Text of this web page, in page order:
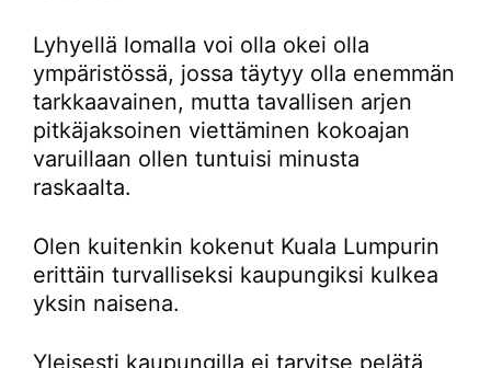
Lyhyellä lomalla voi olla okei olla
ympäristössä, jossa täytyy olla enemmän
tarkkaavainen, mutta tavallisen arjen
pitkäjaksoinen viettäminen kokoajan
varuillaan ollen tuntuisi minusta
raskaalta.
Olen kuitenkin kokenut Kuala Lumpurin
erittäin turvalliseksi kaupungiksi kulkea
yksin naisena.
Yleisesti kaupungilla ei tarvitse pelätä